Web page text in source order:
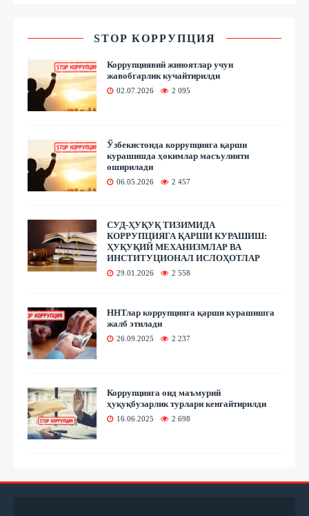
STOP КОРРУПЦИЯ
Коррупциявий жиноятлар учун
жавобгарлик кучайтирилди
02.07.2026 2 095
Ўзбекистонда коррупцияга қарши
курашишда ҳокимлар масъулияти
оширилади
06.05.2026 2 457
СУД-ҲУҚУҚ ТИЗИМИДА
КОРРУПЦИЯГА ҚАРШИ КУРАШИШ:
ҲУҚУҚИЙ МЕХАНИЗМЛАР ВА
ИНСТИТУЦИОНАЛ ИСЛОҲОТЛАР
29.01.2026 2 558
ННТлар коррупцияга қарши курашишга
жалб этилади
26.09.2025 2 237
Коррупцияга оид маъмурий
ҳуқуқбузарлик турлари кенгайтирилди
16.06.2025 2 698